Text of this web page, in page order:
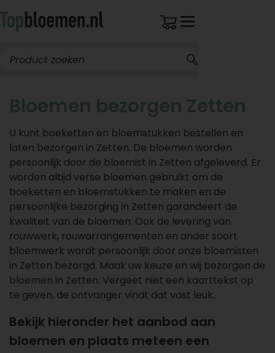
Bloemen bezorgen Zetten
U kunt boeketten en bloemstukken bestellen en
laten bezorgen in Zetten. De bloemen worden
persoonlijk door de bloemist in Zetten afgeleverd. Er
worden altijd verse bloemen gebruikt om de
boeketten en bloemstukken te maken en de
persoonlijke bezorging in Zetten garandeert de
kwaliteit van de bloemen. Ook de levering van
rouwwerk, rouwarrangementen en ander soort
bloemwerk wordt persoonlijk door onze bloemisten
in Zetten bezorgd. Maak uw keuze en wij bezorgen de
bloemen in Zetten. Vergeet niet een kaarttekst op
te geven, de ontvanger vindt dat vast leuk.
Bekijk hieronder het aanbod aan
bloemen en plaats meteen een